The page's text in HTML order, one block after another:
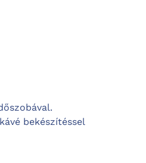
bekészítéssel